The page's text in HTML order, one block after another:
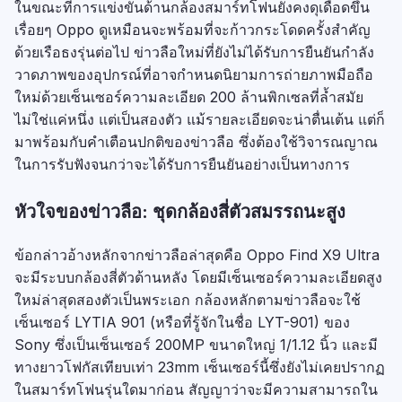
ในขณะที่การแข่งขันด้านกล้องสมาร์ทโฟนยังคงดุเดือดขึ้น
เรื่อยๆ Oppo ดูเหมือนจะพร้อมที่จะก้าวกระโดดครั้งสำคัญ
ด้วยเรือธงรุ่นต่อไป ข่าวลือใหม่ที่ยังไม่ได้รับการยืนยันกำลัง
วาดภาพของอุปกรณ์ที่อาจกำหนดนิยามการถ่ายภาพมือถือ
ใหม่ด้วยเซ็นเซอร์ความละเอียด 200 ล้านพิกเซลที่ล้ำสมัย
ไม่ใช่แค่หนึ่ง แต่เป็นสองตัว แม้รายละเอียดจะน่าตื่นเต้น แต่ก็
มาพร้อมกับคำเตือนปกติของข่าวลือ ซึ่งต้องใช้วิจารณญาณ
ในการรับฟังจนกว่าจะได้รับการยืนยันอย่างเป็นทางการ
หัวใจของข่าวลือ: ชุดกล้องสี่ตัวสมรรถนะสูง
ข้อกล่าวอ้างหลักจากข่าวลือล่าสุดคือ Oppo Find X9 Ultra
จะมีระบบกล้องสี่ตัวด้านหลัง โดยมีเซ็นเซอร์ความละเอียดสูง
ใหม่ล่าสุดสองตัวเป็นพระเอก กล้องหลักตามข่าวลือจะใช้
เซ็นเซอร์ LYTIA 901 (หรือที่รู้จักในชื่อ LYT-901) ของ
Sony ซึ่งเป็นเซ็นเซอร์ 200MP ขนาดใหญ่ 1/1.12 นิ้ว และมี
ทางยาวโฟกัสเทียบเท่า 23mm เซ็นเซอร์นี้ซึ่งยังไม่เคยปรากฏ
ในสมาร์ทโฟนรุ่นใดมาก่อน สัญญาว่าจะมีความสามารถใน